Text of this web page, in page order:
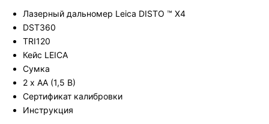
Лазерный дальномер Leica DISTO ™ X4
DST360
TRI120
Кейс LEICA
Сумка
2 х АА (1,5 В)
Сертификат калибровки
Инструкция